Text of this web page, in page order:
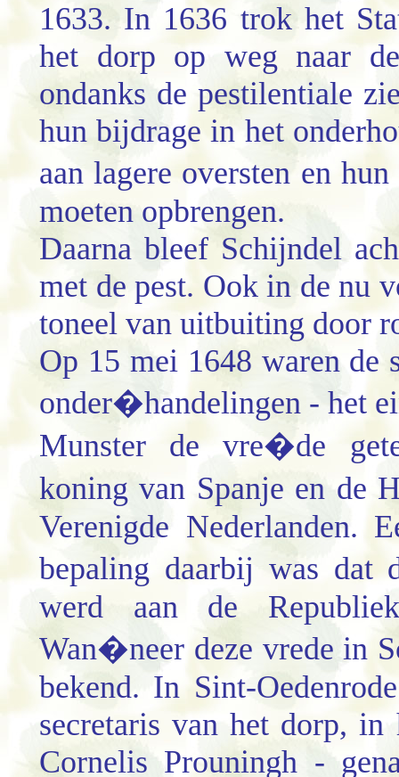
1633. In 1636 trok het
het dorp op weg naar
ondanks de pestilentiale
hun bijdrage in het
aan lagere oversten en
moeten opbrengen.
Daarna bleef Schijndel
met de pest. Ook in de nu
toneel van uitbuiting door
Op 15 mei 1648 waren de
onder�handelingen - het
Munster de vre�de
koning van Spanje en de
Verenigde Nederlanden.
bepaling daarbij was dat
werd aan de
Wan�neer deze vrede in
bekend. In Sint-
secretaris van het dorp,
Cornelis Prouningh -